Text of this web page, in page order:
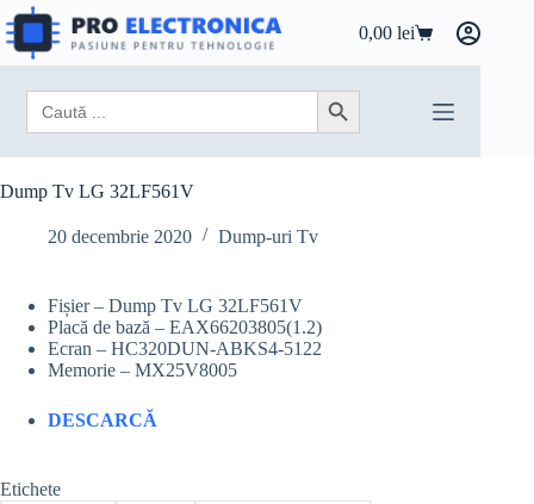
Sari
la
conținut
Coș
de
0,00lei
Search
for:
Search Button
Dump Tv LG 32LF561V
20 decembrie 2020 Dump-uri Tv
Fișier – Dump Tv LG 32LF561V
Placă de bază – EAX66203805(1.2)
Ecran – HC320DUN-ABKS4-5122
Memorie – MX25V8005
DESCARCĂ
Etichete